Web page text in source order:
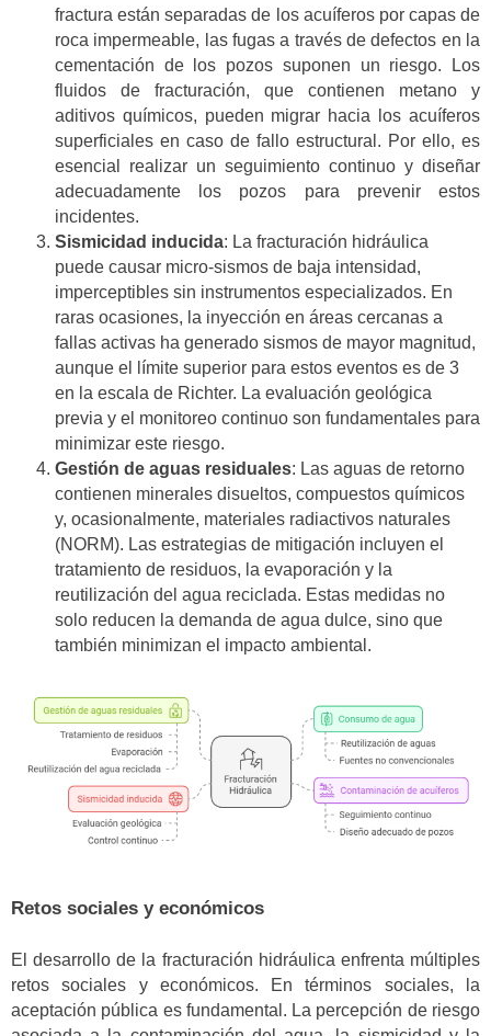
fractura están separadas de los acuíferos por capas de
roca impermeable, las fugas a través de defectos en la
cementación de los pozos suponen un riesgo. Los
fluidos de fracturación, que contienen metano y
aditivos químicos, pueden migrar hacia los acuíferos
superficiales en caso de fallo estructural. Por ello, es
esencial realizar un seguimiento continuo y diseñar
adecuadamente los pozos para prevenir estos
incidentes.
Sismicidad inducida: La fracturación hidráulica
puede causar micro-sismos de baja intensidad,
imperceptibles sin instrumentos especializados. En
raras ocasiones, la inyección en áreas cercanas a
fallas activas ha generado sismos de mayor magnitud,
aunque el límite superior para estos eventos es de 3
en la escala de Richter. La evaluación geológica
previa y el monitoreo continuo son fundamentales para
minimizar este riesgo.
Gestión de aguas residuales: Las aguas de retorno
contienen minerales disueltos, compuestos químicos
y, ocasionalmente, materiales radiactivos naturales
(NORM). Las estrategias de mitigación incluyen el
tratamiento de residuos, la evaporación y la
reutilización del agua reciclada. Estas medidas no
solo reducen la demanda de agua dulce, sino que
también minimizan el impacto ambiental.
Retos sociales y económicos
El desarrollo de la fracturación hidráulica enfrenta múltiples
retos sociales y económicos. En términos sociales, la
aceptación pública es fundamental. La percepción de riesgo